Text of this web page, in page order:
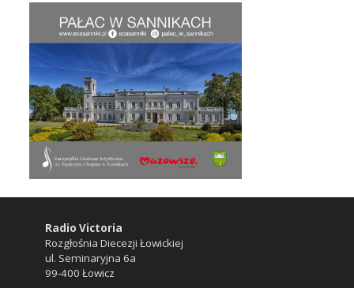
Radio Victoria
Rozgłośnia Diecezji Łowickiej
ul. Seminaryjna 6a
99-400 Łowicz